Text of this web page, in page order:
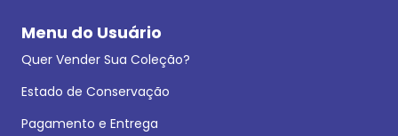
Menu do Usuário
Quer Vender Sua Coleção?
Estado de Conservação
Pagamento e Entrega